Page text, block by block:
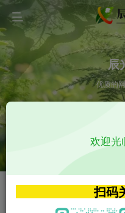
辰
优质的
VIP特权介绍
VIP特权介绍
火
欢迎光
扫码